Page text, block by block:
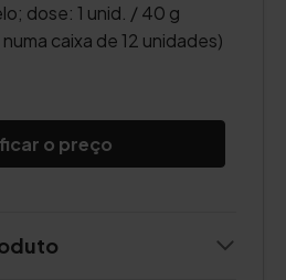
dose: 1 unid. / 40 g
caixa de 12 unidades)
o preço